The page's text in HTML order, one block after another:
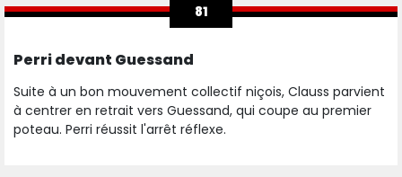
81
Perri devant Guessand
Suite à un bon mouvement collectif niçois, Clauss parvient
à centrer en retrait vers Guessand, qui coupe au premier
poteau. Perri réussit l'arrêt réflexe.